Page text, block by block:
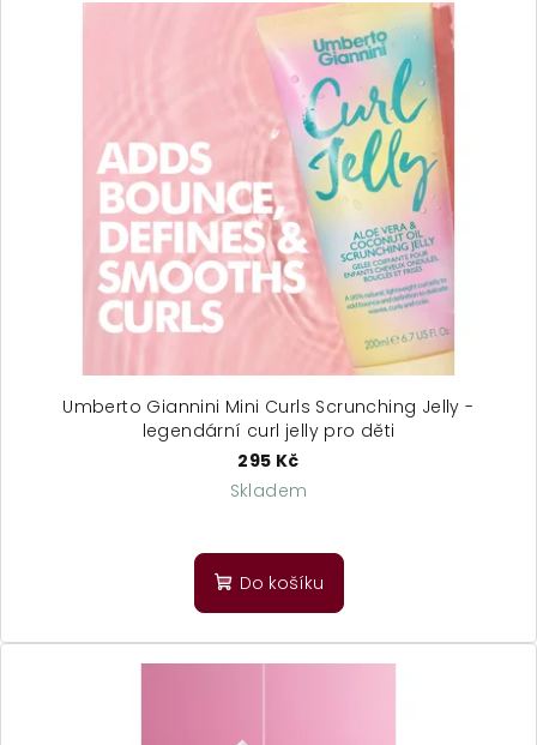
Umberto Giannini Mini Curls Scrunching Jelly -
legendární curl jelly pro děti
295 Kč
Skladem
Do košíku